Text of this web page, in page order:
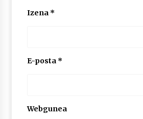
Izena *
E-posta *
Webgunea